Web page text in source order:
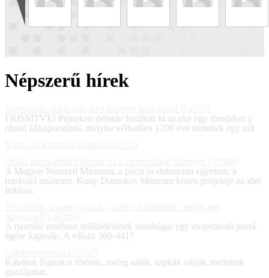
Népszerű hírek
FRISSÍTVE! Pénteken délután fordított ki az eke egy töredéket a
római kőkoporsóból, melybe vélhetően 1700 éve temettek egy nőt
A Magyar Nemzeti Múzeum, a pécsi és debreceni egyetem, a
miskolci múzeum, Kuny Domokos Múzeum közös projektje az idei
feltárás.
A riasztási rendszer működésének tanulságai egy mopedautó porrá
égése kapcsán. A válasz 360-441?
Kabátok lógnak a főtéren, meleg sálak, sapkák várják mellettük
gazdájukat.